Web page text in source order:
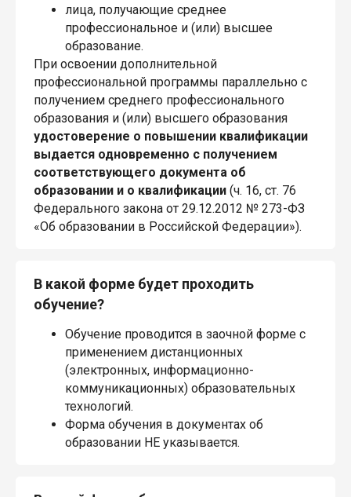
лица, получающие среднее
профессиональное и (или) высшее
образование.
При освоении дополнительной
профессиональной программы параллельно с
получением среднего профессионального
образования и (или) высшего образования
удостоверение о повышении квалификации
выдается одновременно с получением
соответствующего документа об
образовании и о квалификации (ч. 16, ст. 76
Федерального закона от 29.12.2012 № 273-ФЗ
«Об образовании в Российской Федерации»).
В какой форме будет проходить
обучение?
Обучение проводится в заочной форме с
применением дистанционных
(электронных, информационно-
коммуникационных) образовательных
технологий.
Форма обучения в документах об
образовании НЕ указывается.